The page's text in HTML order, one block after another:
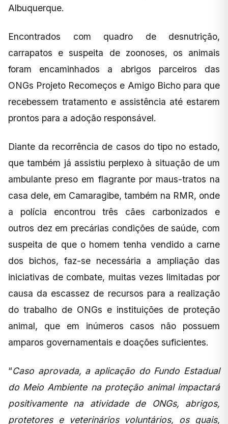
Albuquerque.
Encontrados com quadro de desnutrição,
carrapatos e suspeita de zoonoses, os animais
foram encaminhados a abrigos parceiros das
ONGs Projeto Recomeços e Amigo Bicho para que
recebessem tratamento e assistência até estarem
prontos para a adoção responsável.
Diante da recorrência de casos do tipo no estado,
que também já assistiu perplexo à situação de um
ambulante preso em flagrante por maus-tratos na
casa dele, em Camaragibe, também na RMR, onde
a polícia encontrou três cães carbonizados e
outros dez em precárias condições de saúde, com
suspeita de que o homem tenha vendido a carne
dos bichos, faz-se necessária a ampliação das
iniciativas de combate, muitas vezes limitadas por
causa da escassez de recursos para a realização
do trabalho de ONGs e instituições de proteção
animal, que em inúmeros casos não possuem
amparos governamentais e doações suficientes.
“Caso aprovada, a aplicação do Fundo Estadual
do Meio Ambiente na proteção animal impactará
positivamente na atividade de ONGs, abrigos,
protetores e veterinários voluntários, os quais,